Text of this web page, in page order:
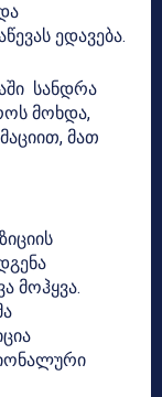
ედავება.
სანდრა
მოხდა,
მათ
მოჰყვა.